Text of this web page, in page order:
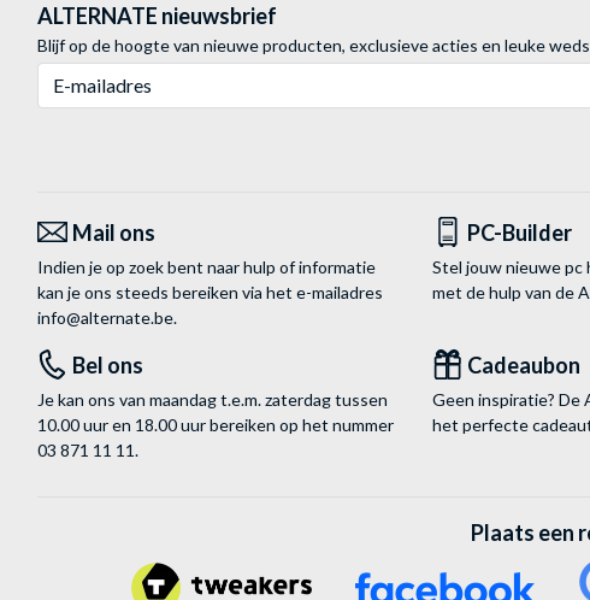
ALTERNATE nieuwsbrief
Blijf op de hoogte van nieuwe producten, exclusieve acties en leuke
Mail ons
Indien je op zoek bent naar hulp of informatie
kan je ons steeds bereiken via het e-mailadres
info@alternate.be.
PC-Builder
Stel jouw nieuwe pc
met de hulp van de
Bel ons
Je kan ons van maandag t.e.m. zaterdag tussen
10.00 uur en 18.00 uur bereiken op het nummer
03 871 11 11.
Cadeaubon
Geen inspiratie? De
het perfecte
Plaats een